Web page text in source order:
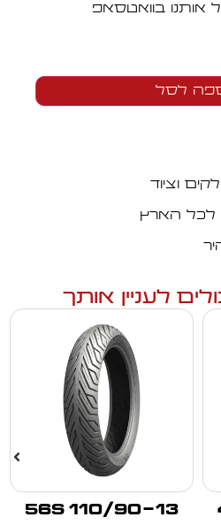
אותנו בוואטסאפ
לסל
וציוד
לכל הארץ
לעניין אותך
110/90-13 56S